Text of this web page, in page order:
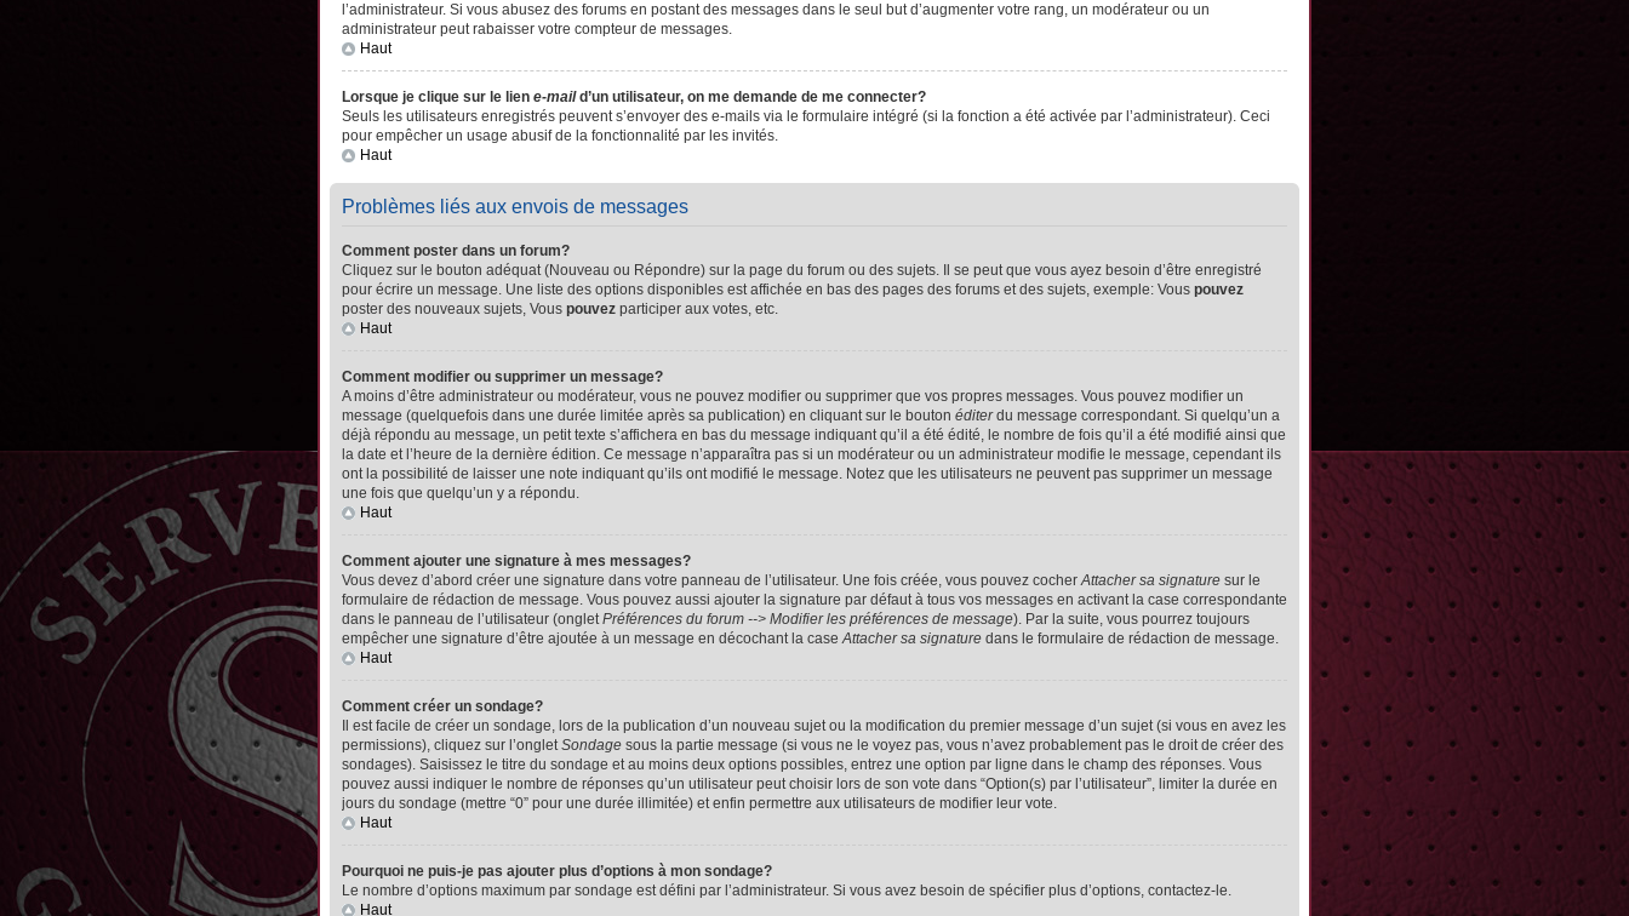
l’administrateur. Si vous abusez des forums en postant des messages dans le seul but d’augmenter votre rang, un modérateur ou un
administrateur peut rabaisser votre compteur de messages.
Haut
Lorsque je clique sur le lien e-maild’un utilisateur, on me demande de me connecter?
Seuls les utilisateurs enregistrés peuvent s’envoyer des e-mails via le formulaire intégré (si la fonction a été activée par l’administrateur). Ceci
pour empêcher un usage abusif de la fonctionnalité par les invités.
Haut
Problèmes liés aux envois de messages
Comment poster dans un forum?
Cliquez sur le bouton adéquat (Nouveau ou Répondre) sur la page du forum ou des sujets. Il se peut que vous ayez besoin d’être enregistré
pour écrire un message. Une liste des options disponibles est affichée en bas des pages des forums et des sujets, exemple: Vous pouvez
poster des nouveaux sujets, Vous pouvez participer aux votes, etc.
Haut
Comment modifier ou supprimer un message?
A moins d’être administrateur ou modérateur, vous ne pouvez modifier ou supprimer que vos propres messages. Vous pouvez modifier un
message (quelquefois dans une durée limitée après sa publication) en cliquant sur le bouton éditerdu message correspondant. Si quelqu’un a
déjà répondu au message, un petit texte s’affichera en bas du message indiquant qu’il a été édité, le nombre de fois qu’il a été modifié ainsi que
la date et l’heure de la dernière édition. Ce message n’apparaîtra pas si un modérateur ou un administrateur modifie le message, cependant ils
ont la possibilité de laisser une note indiquant qu’ils ont modifié le message. Notez que les utilisateurs ne peuvent pas supprimer un message
une fois que quelqu’un y a répondu.
Haut
Comment ajouter une signature à mes messages?
Vous devez d’abord créer une signature dans votre panneau de l’utilisateur. Une fois créée, vous pouvez cocherAttacher sa signature sur le
formulaire de rédaction de message. Vous pouvez aussi ajouter la signature par défaut à tous vos messages en activant la case correspondante
dans le panneau de l’utilisateur (ongletPréférences du forum --> Modifier les préférences de message). Par la suite, vous pourrez toujours
empêcher une signature d’être ajoutée à un message en décochant la caseAttacher sa signature dans le formulaire de rédaction de message.
Haut
Comment créer un sondage?
Il est facile de créer un sondage, lors de la publication d’un nouveau sujet ou la modification du premier message d’un sujet (si vous en avez les
permissions), cliquez sur l’ongletSondage sous la partie message (si vous ne le voyez pas, vous n’avez probablement pas le droit de créer des
sondages). Saisissez le titre du sondage et au moins deux options possibles, entrez une option par ligne dans le champ des réponses. Vous
pouvez aussi indiquer le nombre de réponses qu’un utilisateur peut choisir lors de son vote dans “Option(s) par l’utilisateur”, limiter la durée en
jours du sondage (mettre “0” pour une durée illimitée) et enfin permettre aux utilisateurs de modifier leur vote.
Haut
Pourquoi ne puis-je pas ajouter plus d’options à mon sondage?
Le nombre d’options maximum par sondage est défini par l’administrateur. Si vous avez besoin de spécifier plus d’options, contactez-le.
Haut